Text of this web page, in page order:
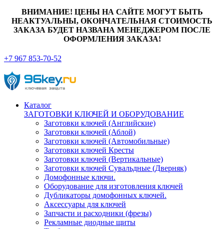
ВНИМАНИЕ! ЦЕНЫ НА САЙТЕ МОГУТ БЫТЬ
НЕАКТУАЛЬНЫ, ОКОНЧАТЕЛЬНАЯ СТОИМОСТЬ
ЗАКАЗА БУДЕТ НАЗВАНА МЕНЕДЖЕРОМ ПОСЛЕ
ОФОРМЛЕНИЯ ЗАКАЗА!
+7 967 853-70-52
Каталог
ЗАГОТОВКИ КЛЮЧЕЙ И ОБОРУДОВАНИЕ
Заготовки ключей (Английские)
Заготовки ключей (Аблой)
Заготовки ключей (Автомобильные)
Заготовки ключей Кресты
Заготовки ключей (Вертикальные)
Заготовки ключей Сувальдные (Дверняк)
Домофонные ключи.
Оборудование для изготовления ключей
Дубликаторы домофонных ключей.
Аксессуары для ключей
Запчасти и расходники (фрезы)
Рекламные диодные щиты